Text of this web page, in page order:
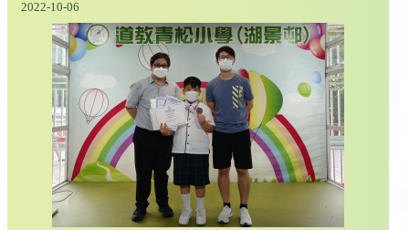
2022-10-06